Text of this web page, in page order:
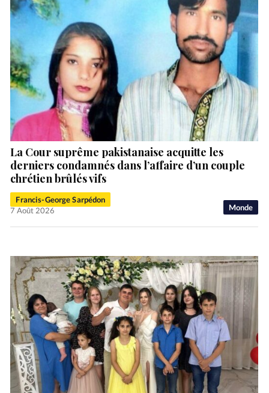
Monde
La Cour suprême pakistanaise acquitte les
derniers condamnés dans l’affaire d’un couple
chrétien brûlés vifs
Francis-George Sarpédon
7 Août 2026